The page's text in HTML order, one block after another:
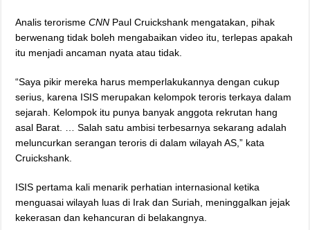
Analis terorismeCNN Paul Cruickshank mengatakan, pihak
berwenang tidak boleh mengabaikan video itu, terlepas apakah
itu menjadi ancaman nyata atau tidak.
“Saya pikir mereka harus memperlakukannya dengan cukup
serius, karena ISIS merupakan kelompok teroris terkaya dalam
sejarah. Kelompok itu punya banyak anggota rekrutan hang
asal Barat. … Salah satu ambisi terbesarnya sekarang adalah
meluncurkan serangan teroris di dalam wilayah AS,” kata
Cruickshank.
ISIS pertama kali menarik perhatian internasional ketika
menguasai wilayah luas di Irak dan Suriah, meninggalkan jejak
kekerasan dan kehancuran di belakangnya.